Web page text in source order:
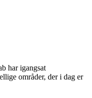
har igangsat
områder, der i dag er